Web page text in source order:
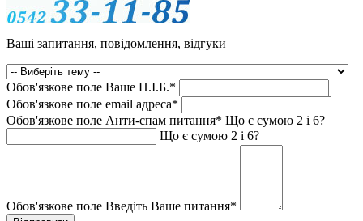
Ваші запитання, повідомлення, відгуки
Обов'язкове поле Ваше П.I.Б.*
Обов'язкове поле email адреса*
Обов'язкове поле Анти-спам питання* Що є сумою 2 і 6?
Що є сумою 2 і 6?
Обов'язкове поле Введіть Ваше питання*